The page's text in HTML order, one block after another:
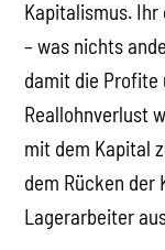
Kapitalismus. Ihr
– was nichts
damit die Profite
Reallohnverlust
mit dem Kapital
dem Rücken der
Lagerarbeiter